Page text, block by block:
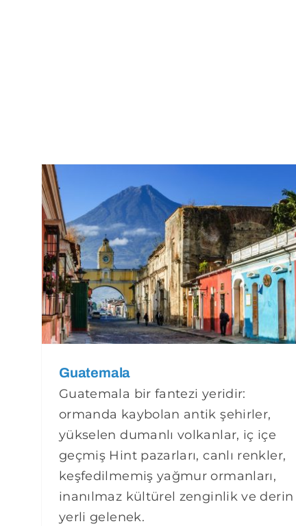
Guatemala
Guatemala bir fantezi yeridir:
ormanda kaybolan antik şehirler,
yükselen dumanlı volkanlar, iç içe
geçmiş Hint pazarları, canlı renkler,
keşfedilmemiş yağmur ormanları,
inanılmaz kültürel zenginlik ve derin
yerli gelenek.